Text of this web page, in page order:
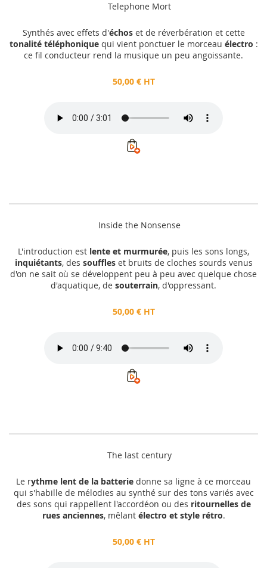
Telephone Mort
Synthés avec effets d'échoset de réverbération et cette
tonalité téléphoniquequi vient ponctuer le morceau électro :
ce fil conducteur rend la musique un peu angoissante.
50,00 € HT
Inside the Nonsense
L'introduction est lente et murmurée, puis les sons longs,
inquiétants, des souffleset bruits de cloches sourds venus
d'on ne sait où se développent peu à peu avec quelque chose
d'aquatique, de souterrain, d'oppressant.
50,00 € HT
The last century
Le rythme lent de la batterie donne sa ligne à ce morceau
qui s'habille de mélodies au synthé sur des tons variés avec
des sons qui rappellent l'accordéon ou des ritournelles de
rues anciennes, mêlant électro et style rétro.
50,00 € HT